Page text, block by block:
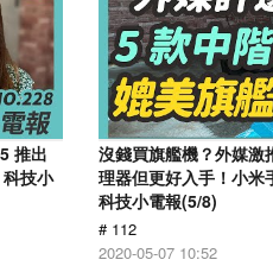
推出
技小
沒錢買旗艦機？外媒激
理器但更好入手！小米
科技小電報(5/8)
# 112
2020-05-07 10:52